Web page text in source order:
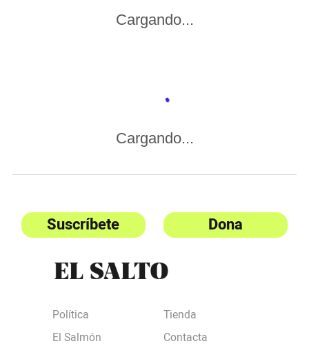
Cargando...
Cargando...
Suscríbete Dona
Política
El Salmón
Tienda
Contacta